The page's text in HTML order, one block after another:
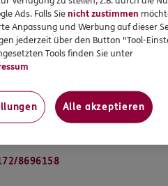
Behrendt
8696158
Ads. Falls Sienicht zustimmen
Anpassung und Werbung auf dieser
jederzeit über den Button "Tool-
Tools finden Sie unter
Alle akzeptieren